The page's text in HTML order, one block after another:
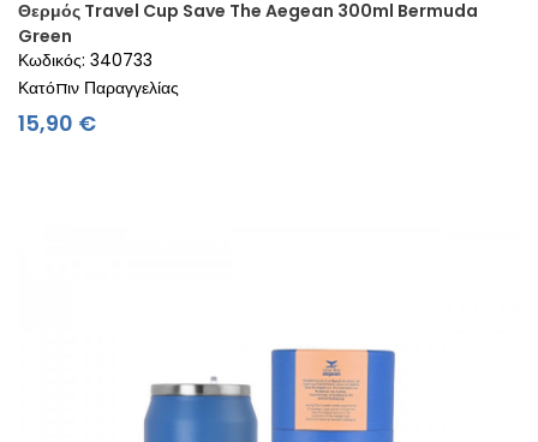
Θερμός Travel Cup Save The Aegean 300ml Bermuda
Green
Κωδικός: 340733
Κατόπιν Παραγγελίας
15,90 €Τιμή